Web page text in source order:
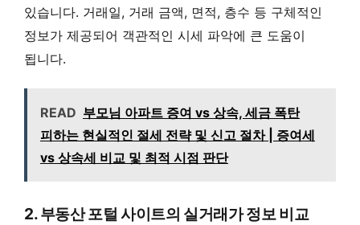
있습니다. 거래일, 거래 금액, 면적, 층수 등 구체적인
정보가 제공되어 객관적인 시세 파악에 큰 도움이
됩니다.
READ 부모님 아파트 증여 vs 상속, 세금 폭탄
피하는 현실적인 절세 전략 및 신고 절차 | 증여세
vs 상속세 비교 및 최적 시점 판단
2. 부동산 포털 사이트의 실거래가 정보 비교